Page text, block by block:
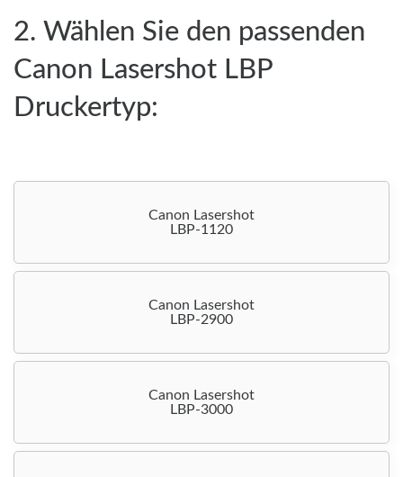
2. Wählen Sie den passenden
Canon Lasershot LBP
Druckertyp:
Canon Lasershot
LBP-1120
Canon Lasershot
LBP-2900
Canon Lasershot
LBP-3000